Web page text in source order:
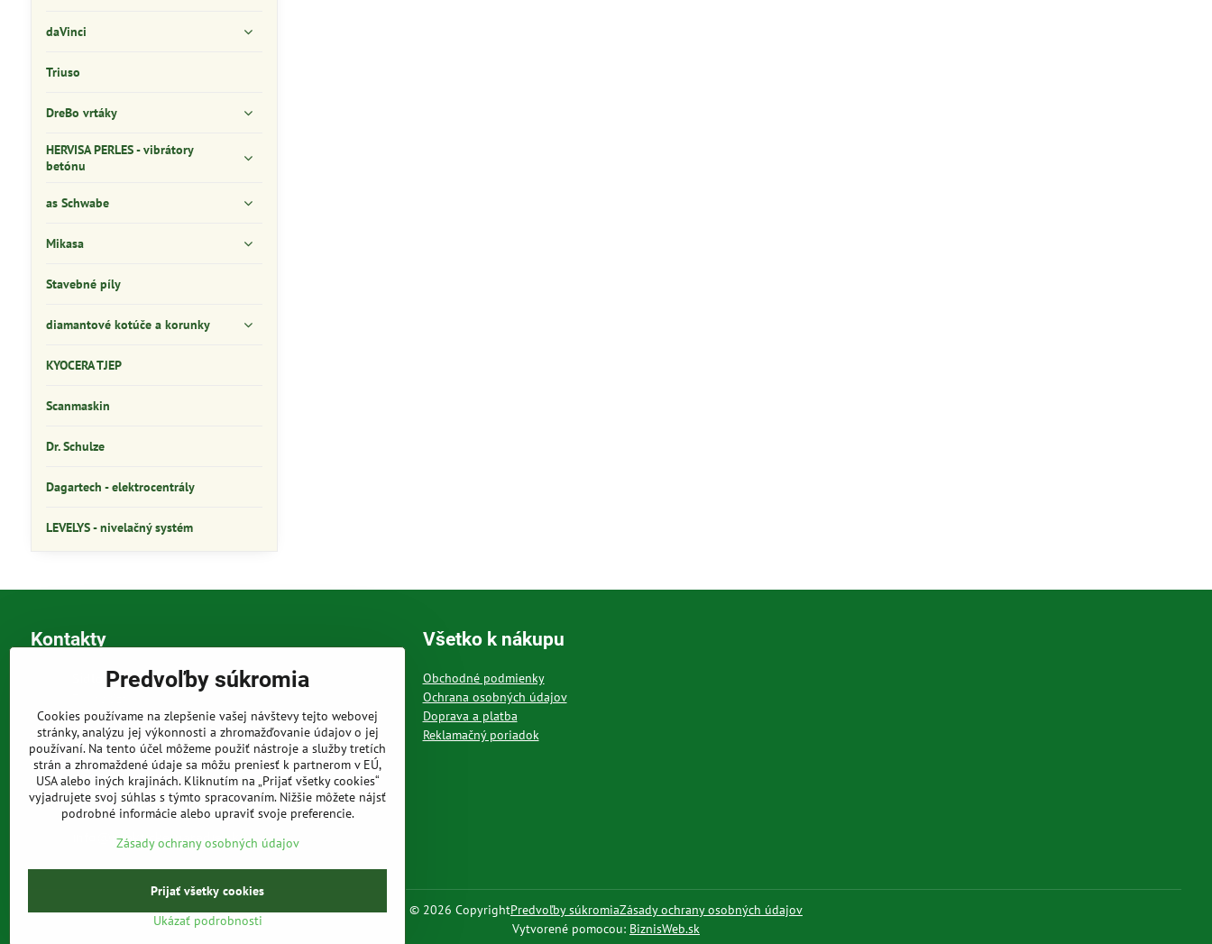
daVinci
Triuso
DreBo vrtáky
HERVISA PERLES - vibrátory
betónu
as Schwabe
Mikasa
Stavebné píly
diamantové kotúče a korunky
KYOCERA TJEP
Scanmaskin
Dr. Schulze
Dagartech - elektrocentrály
LEVELYS - nivelačný systém
Kontakty
Sídlo a korešpondenčná adresa
Osuského 1
851 03 Bratislava
Sme internetový obchod, nemáme kamennú predajňu.
0903 709 305
(08:00 - 20:00 vrátane víkendov a sviatkov)
info​@prakticke-naradie​.sk
Všetko k nákupu
Obchodné podmienky
Ochrana osobných údajov
Doprava a platba
Reklamačný poriadok
© 2026 CopyrightPredvoľby súkromiaZásady ochrany osobných údajov
Vytvorené pomocou: BiznisWeb.sk
Predvoľby súkromia
Cookies používame na zlepšenie vašej návštevy tejto webovej
stránky, analýzu jej výkonnosti a zhromažďovanie údajov o jej
používaní. Na tento účel môžeme použiť nástroje a služby tretích
strán a zhromaždené údaje sa môžu preniesť k partnerom v EÚ,
USA alebo iných krajinách. Kliknutím na „Prijať všetky cookies“
vyjadrujete svoj súhlas s týmto spracovaním. Nižšie môžete nájsť
podrobné informácie alebo upraviť svoje preferencie.
Zásady ochrany osobných údajov
Ukázať podrobnosti
Prijať všetky cookies